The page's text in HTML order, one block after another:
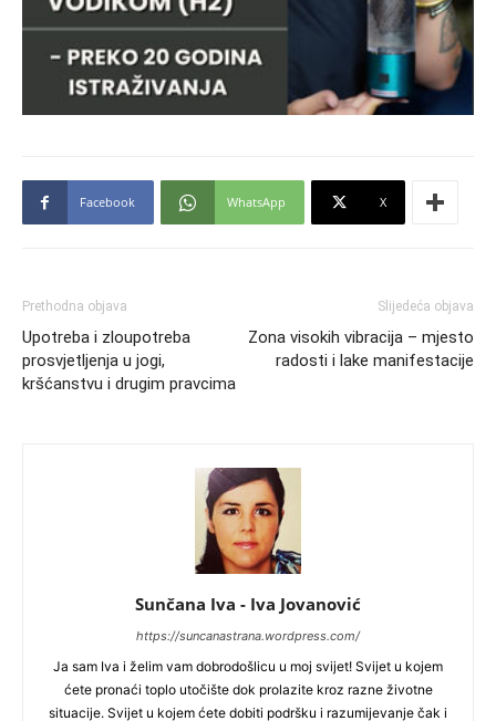
Facebook WhatsApp X
Prethodna objava
Upotreba i zloupotreba
prosvjetljenja u jogi,
kršćanstvu i drugim pravcima
Slijedeća objava
Zona visokih vibracija – mjesto
radosti i lake manifestacije
Sunčana Iva - Iva Jovanović
https://suncanastrana.wordpress.com/
Ja sam Iva i želim vam dobrodošlicu u moj svijet! Svijet u kojem
ćete pronaći toplo utočište dok prolazite kroz razne životne
situacije. Svijet u kojem ćete dobiti podršku i razumijevanje čak i